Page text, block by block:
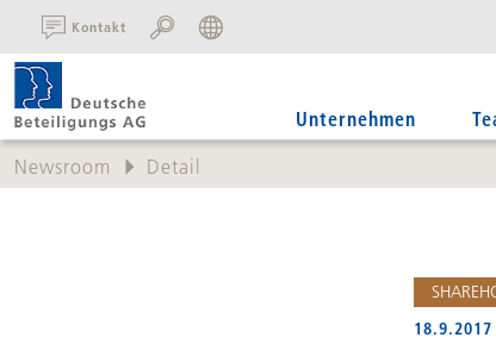
SUCHE:
Kontakt
Unternehmen
Newsroom Detail
18.9.2017